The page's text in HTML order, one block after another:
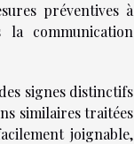
préventives à
communication
signes distinctifs
similaires traitées
joignable,